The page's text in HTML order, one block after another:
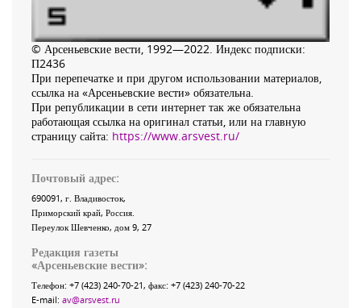
© Арсеньевские вести, 1992—2022. Индекс подписки:
П2436
При перепечатке и при другом использовании материалов,
ссылка на «Арсеньевские вести» обязательна.
При републикации в сети интернет так же обязательна
работающая ссылка на оригинал статьи, или на главную
страницу сайта: https://www.arsvest.ru/
Почтовый адрес:
690091, г. Владивосток,
Приморский край, Россия
Переулок Шевченко, дом 9, 27
Редакция газеты
«Арсеньевские вести»:
Телефон: +7 (423) 240-70-21, факс: +7 (423) 240-70-22
E-mail: av@arsvest.ru